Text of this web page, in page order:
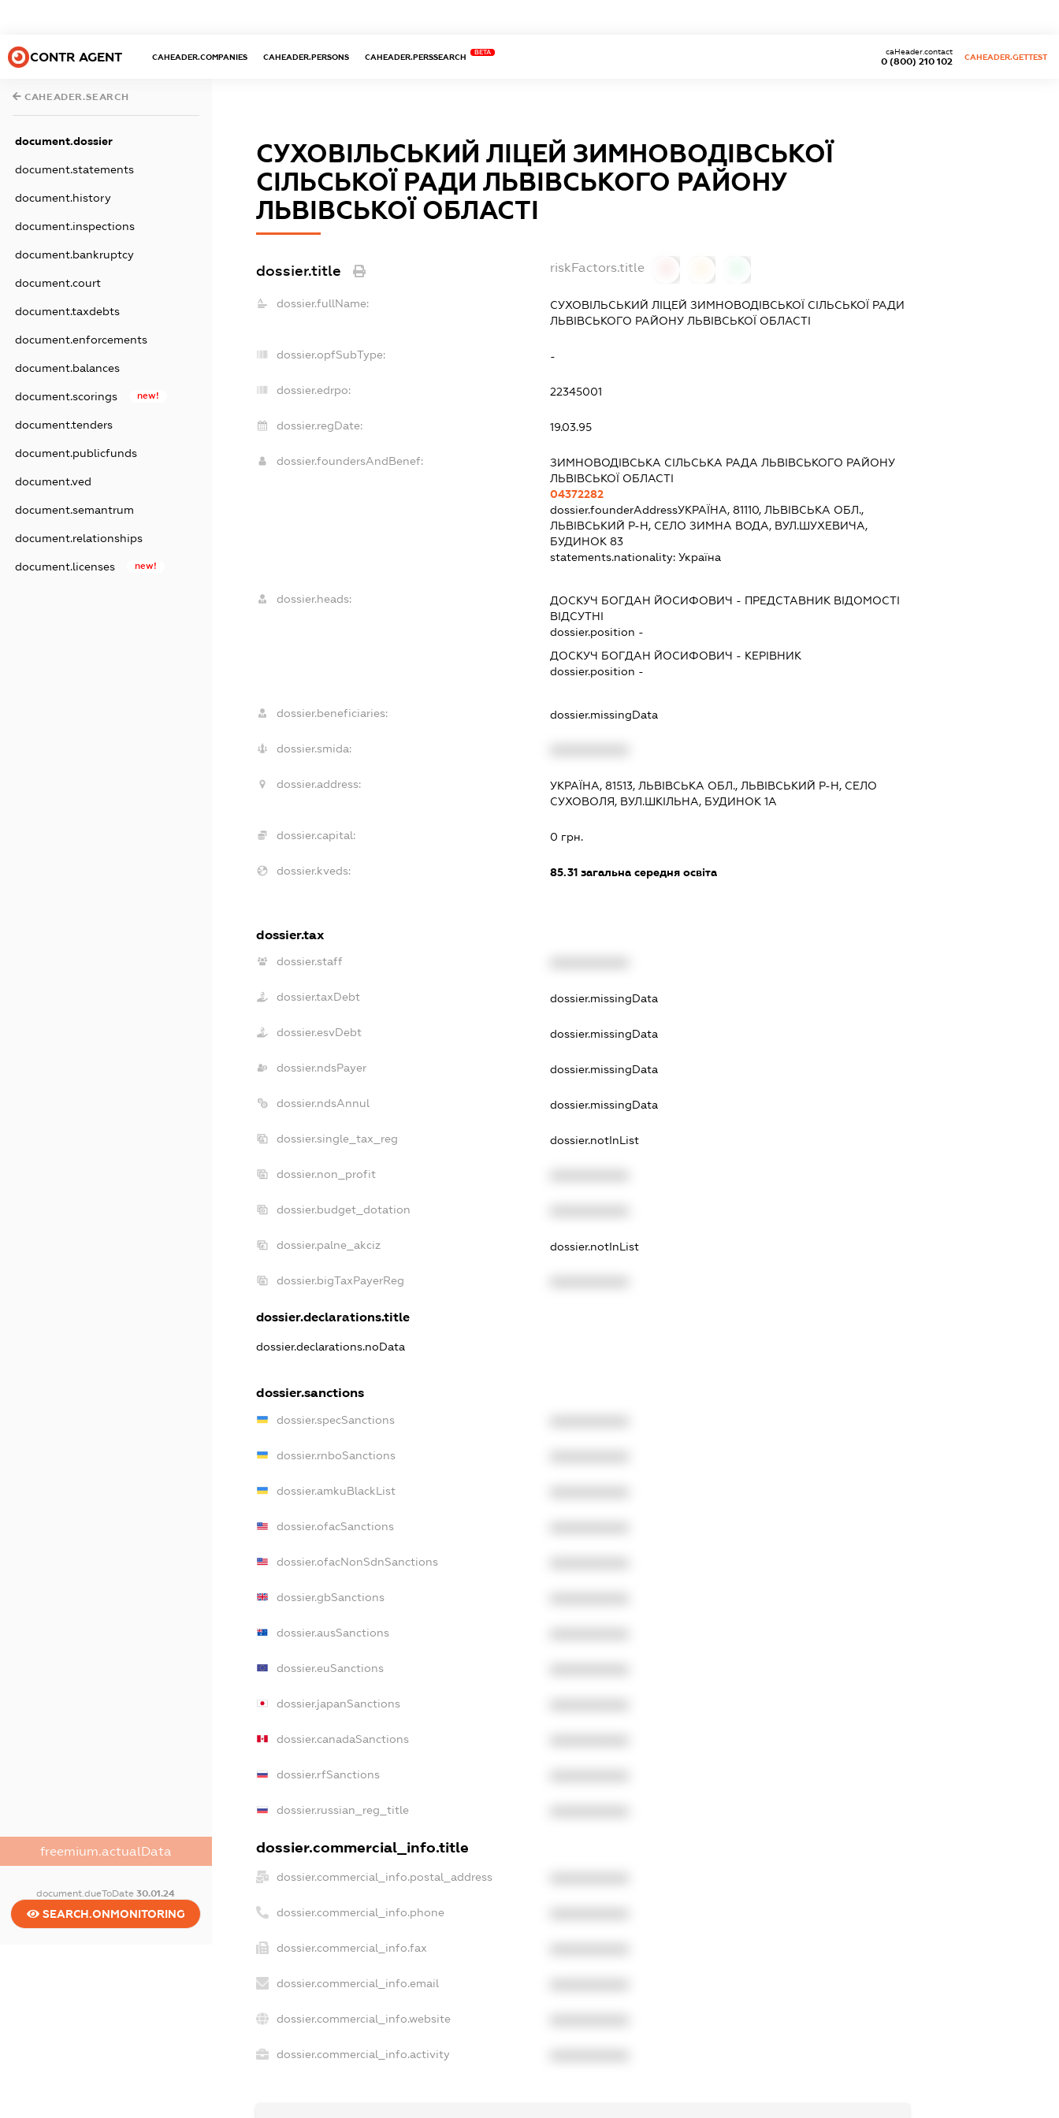
CONTR AGENT CAHEADER.COMPANIES CAHEADER.PERSONS CAHEADER.PERSSEARCH
BETA
0 (800) 210 102
caHeader.contact
CAHEADER.GETTEST
CAHEADER.SEARCH
document.dossier
document.statements
document.history
document.inspections
document.bankruptcy
document.court
document.taxdebts
document.enforcements
document.balances
document.scorings new!
document.tenders
document.publicfunds
document.ved
document.semantrum
document.relationships
document.licenses new!
freemium.actualData
document.dueToDate30.01.24
SEARCH.ONMONITORING
СУХОВІЛЬСЬКИЙ ЛІЦЕЙ ЗИМНОВОДІВСЬКОЇ
СІЛЬСЬКОЇ РАДИ ЛЬВІВСЬКОГО РАЙОНУ
ЛЬВІВСЬКОЇ ОБЛАСТІ
dossier.title riskFactors.title
dossier.fullName:
СУХОВІЛЬСЬКИЙ ЛІЦЕЙ ЗИМНОВОДІВСЬКОЇ СІЛЬСЬКОЇ РАДИ
ЛЬВІВСЬКОГО РАЙОНУ ЛЬВІВСЬКОЇ ОБЛАСТІ
dossier.opfSubType: -
dossier.edrpo: 22345001
dossier.regDate: 19.03.95
dossier.foundersAndBenef:
ЗИМНОВОДІВСЬКА СІЛЬСЬКА РАДА ЛЬВІВСЬКОГО РАЙОНУ
ЛЬВІВСЬКОЇ ОБЛАСТІ
04372282
dossier.founderAddressУКРАЇНА, 81110, ЛЬВІВСЬКА ОБЛ.,
ЛЬВІВСЬКИЙ Р-Н, СЕЛО ЗИМНА ВОДА, ВУЛ.ШУХЕВИЧА,
БУДИНОК 83
statements.nationality: Україна
dossier.heads: ДОСКУЧ БОГДАН ЙОСИФОВИЧ - ПРЕДСТАВНИК ВІДОМОСТІ
ВІДСУТНІ
dossier.position -
ДОСКУЧ БОГДАН ЙОСИФОВИЧ - КЕРІВНИК
dossier.position -
dossier.beneficiaries: dossier.missingData
dossier.smida:
dossier.address:
УКРАЇНА, 81513, ЛЬВІВСЬКА ОБЛ., ЛЬВІВСЬКИЙ Р-Н, СЕЛО
СУХОВОЛЯ, ВУЛ.ШКІЛЬНА, БУДИНОК 1А
dossier.capital: 0 грн.
dossier.kveds: 85.31загальна середня освіта
dossier.tax
dossier.staff
dossier.taxDebt dossier.missingData
dossier.esvDebt dossier.missingData
dossier.ndsPayer dossier.missingData
dossier.ndsAnnul dossier.missingData
dossier.single_tax_reg dossier.notInList
dossier.non_profit
dossier.budget_dotation
dossier.palne_akciz dossier.notInList
dossier.bigTaxPayerReg
dossier.declarations.title
dossier.declarations.noData
dossier.sanctions
dossier.specSanctions
dossier.rnboSanctions
dossier.amkuBlackList
dossier.ofacSanctions
dossier.ofacNonSdnSanctions
dossier.gbSanctions
dossier.ausSanctions
dossier.euSanctions
dossier.japanSanctions
dossier.canadaSanctions
dossier.rfSanctions
dossier.russian_reg_title
dossier.commercial_info.title
dossier.commercial_info.postal_address
dossier.commercial_info.phone
dossier.commercial_info.fax
dossier.commercial_info.email
dossier.commercial_info.website
dossier.commercial_info.activity